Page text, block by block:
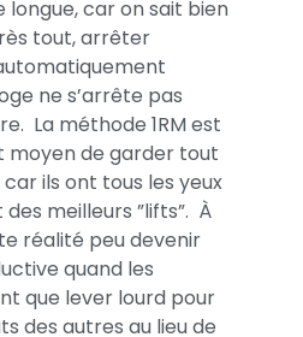
longue, car on sait bien
tout, arrêter
ne s’arrête pas
La méthode 1RM est
moyen de garder tout
ils ont tous les yeux
meilleurs ”lifts”. À
réalité peu devenir
quand les
que lever lourd pour
des autres au lieu de